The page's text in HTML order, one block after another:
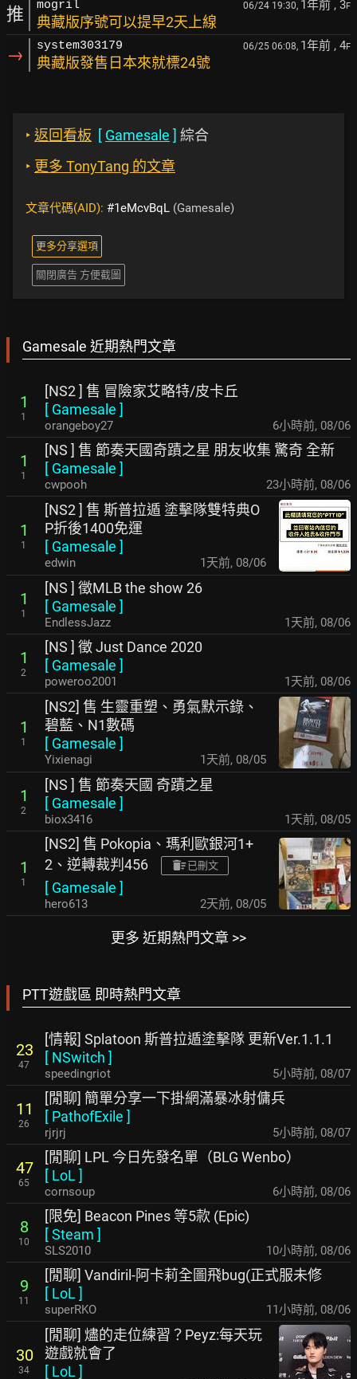
推 mogril 06/24 19:30, 1年前 , 3F
典藏版序號可以提早2天上線
→ system303179 06/25 06:08, 1年前 , 4F
典藏版發售日本來就標24號
‣ 返回看板 [ Gamesale ] 綜合
‣ 更多 TonyTang 的文章
文章代碼(AID): #1eMcvBqL (Gamesale)
更多分享選項
關閉廣告 方便截圖
Gamesale 近期熱門文章
1
1
[NS2 ] 售 冒險家艾略特/皮卡丘
[ Gamesale ]
orangeboy27 6小時前, 08/06
1
1
[NS ] 售 節奏天國奇蹟之星 朋友收集 驚奇 全新
[ Gamesale ]
cwpooh 23小時前, 08/06
1
1
[NS2 ] 售 斯普拉遁 塗擊隊雙特典O
P折後1400免運
[ Gamesale ]
edwin 1天前, 08/06
1
1
[NS ] 徵MLB the show 26
[ Gamesale ]
EndlessJazz 1天前, 08/06
1
2
[NS ] 徵 Just Dance 2020
[ Gamesale ]
poweroo2001 1天前, 08/06
1
1
[NS2] 售 生靈重塑、勇氣默示錄、
碧藍、N1數碼
[ Gamesale ]
Yixienagi 1天前, 08/05
1
2
[NS ] 售 節奏天國 奇蹟之星
[ Gamesale ]
biox3416 1天前, 08/05
1
1
[NS2] 售 Pokopia、瑪利歐銀河1+
2、逆轉裁判456
已刪文
[ Gamesale ]
hero613 2天前, 08/05
更多 近期熱門文章 >>
PTT遊戲區 即時熱門文章
23
47
[情報] Splatoon 斯普拉遁塗擊隊 更新Ver.1.1.1
[ NSwitch ]
speedingriot 5小時前, 08/07
11
26
[閒聊] 簡單分享一下掛網滿暴冰射傭兵
[ PathofExile ]
rjrjrj 5小時前, 08/07
47
65
[閒聊] LPL 今日先發名單（BLG Wenbo）
[ LoL ]
cornsoup 6小時前, 08/06
8
10
[限免] Beacon Pines 等5款 (Epic)
[Steam ]
SLS2010 10小時前, 08/06
9
11
[閒聊] Vandiril-阿卡莉全圖飛bug(正式服未修
[ LoL ]
superRKO 11小時前, 08/06
30
34
[閒聊] 燼的走位練習？Peyz:每天玩
遊戲就會了
[ LoL ]